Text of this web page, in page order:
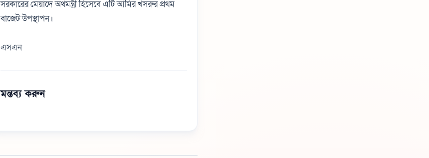
সরকারের মেয়াদে অর্থমন্ত্রী হিসেবে এটি আমির খসরুর প্রথম
বাজেট উপস্থাপন।
এসএন
মন্তব্য করুন